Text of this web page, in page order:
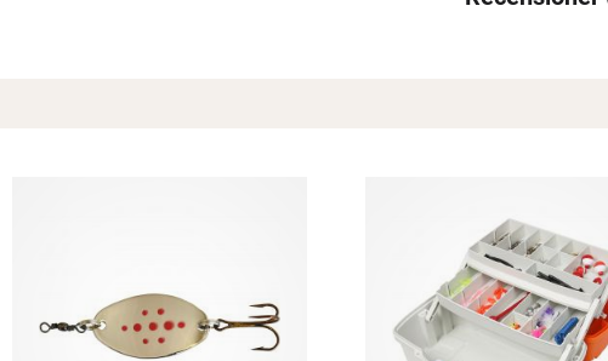
Ett exklusivt medlemskap med många förmåner.
Bättre priser, fri frakt på alla ordrar, bonuscheck varje månad
och mycket mer. Spara tusenlappar idag!